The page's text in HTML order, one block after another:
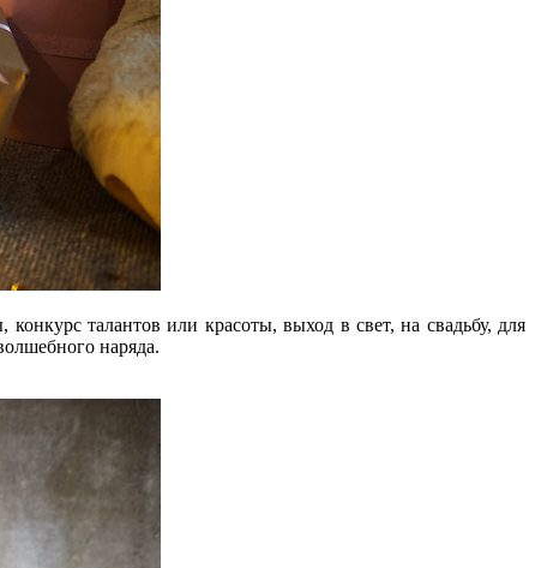
талантов или красоты, выход в свет, на свадьбу, для
наряда.